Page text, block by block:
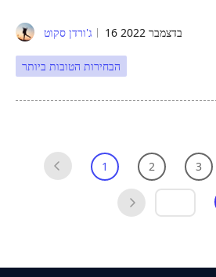
ג'ורדן סקוט 16 בדצמבר 2022
הבחירות הטובות ביותר
1 2 3